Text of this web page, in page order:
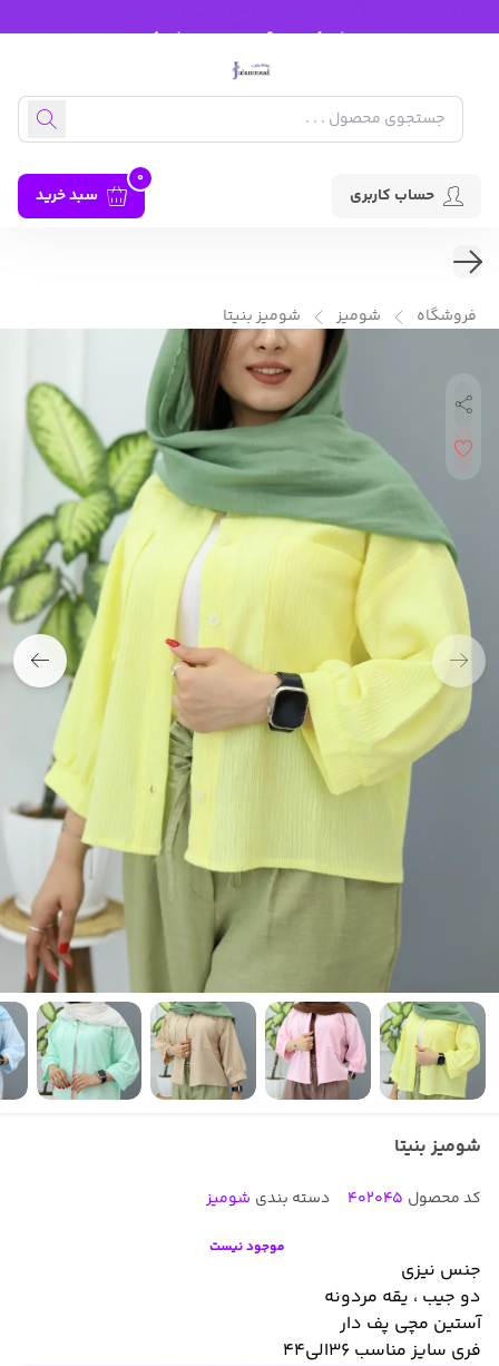
حساب کاربری سبد خرید
0
فروشگاه شومیز شومیز بنیتا
شومیز بنیتا
کد محصول 402045 دسته بندی شومیز
موجود نیست
جنس نیزی
دو جیب ، یقه مردونه
آستین مچی پف دار
فری سایز مناسب ۳۶الی۴۴